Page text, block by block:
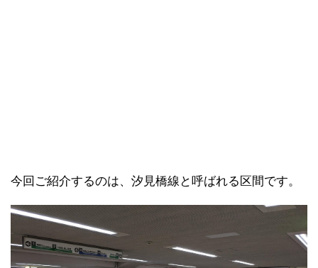
今回ご紹介するのは、汐見橋線と呼ばれる区間です。